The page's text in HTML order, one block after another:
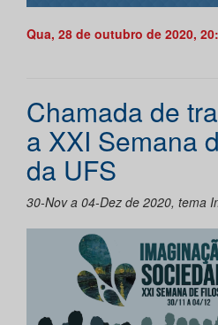
Qua, 28 de outubro de 2020,
Chamada de
a XXI Semana
da UFS
30-Nov a 04-Dez de 2020, tema